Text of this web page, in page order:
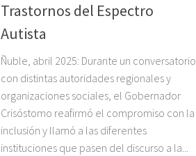
Trastornos del Espectro
Autista
Ñuble, abril 2025: Durante un conversatorio
con distintas autoridades regionales y
organizaciones sociales, el Gobernador
Crisóstomo reafirmó el compromiso con la
inclusión y llamó a las diferentes
instituciones que pasen del discurso a la...